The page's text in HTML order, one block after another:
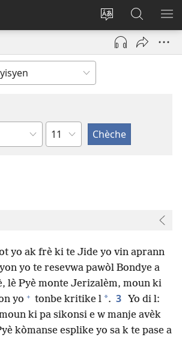
Chanje
lang
sit
Konekte
(opens
window)
Fè
rechèch
sou
chapit
yo ak frè ki te Jide yo vin aprann
yo te resevwa pawòl Bondye a
lè Pyè monte Jerizalèm, moun ki
yo + tonbe kritike l *. 3
Yo di l:
ki pa sikonsi e w manje avèk
kòmanse esplike yo sa k te pase a